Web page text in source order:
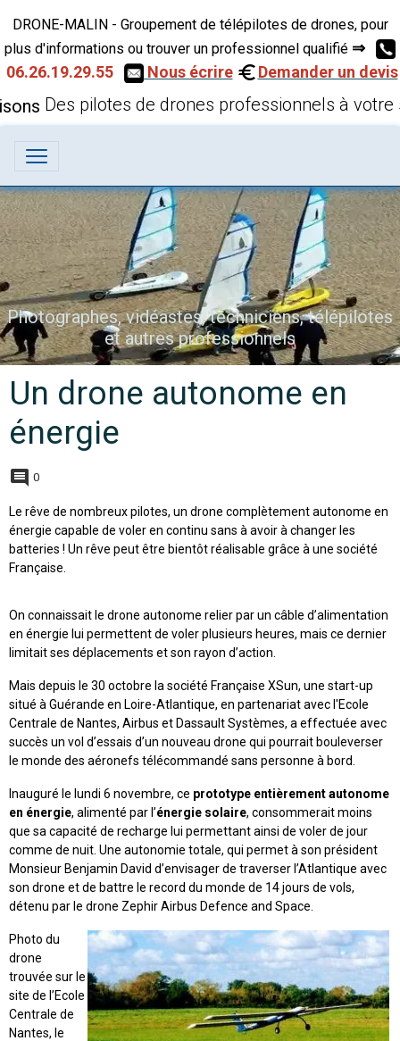
DRONE-MALIN - Groupement de télépilotes de drones, pour
plus d'informations ou trouver un professionnel qualifié ⇒
06.26.19.29.55
Nous écrire Demander un devis
Des pilotes de drones professionnels à votre
Photographes, vidéastes, techniciens, télépilotes
et autres professionnels
Un drone autonome en
énergie
0
Le rêve de nombreux pilotes, un drone complètement autonome en
énergie capable de voler en continu sans à avoir à changer les
batteries ! Un rêve peut être bientôt réalisable grâce à une société
Française.
On connaissait le drone autonome relier par un câble d’alimentation
en énergie lui permettent de voler plusieurs heures, mais ce dernier
limitait ses déplacements et son rayon d’action.
Mais depuis le 30 octobre la société Française XSun, une start-up
situé à Guérande en Loire-Atlantique, en partenariat avec l'Ecole
Centrale de Nantes, Airbus et Dassault Systèmes, a effectuée avec
succès un vol d’essais d’un nouveau drone qui pourrait bouleverser
le monde des aéronefs télécommandé sans personne à bord.
Inauguré le lundi 6 novembre, ce prototype entièrement autonome
en énergie, alimenté par l’énergie solaire, consommerait moins
que sa capacité de recharge lui permettant ainsi de voler de jour
comme de nuit. Une autonomie totale, qui permet à son président
Monsieur Benjamin David d’envisager de traverser l’Atlantique avec
son drone et de battre le record du monde de 14 jours de vols,
détenu par le drone Zephir Airbus Defence and Space.
Photo du
drone
trouvée sur le
site de l’Ecole
Centrale de
Nantes, le